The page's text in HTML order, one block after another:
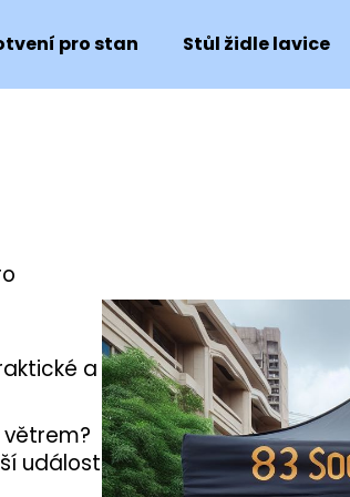
pro stan Stůl židle lavice
a
událost